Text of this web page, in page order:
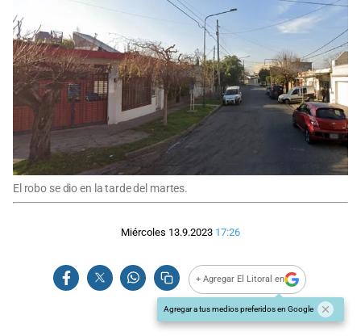
El robo se dio en la tarde del martes.
Miércoles 13.9.2023 17:26
+ Agregar El Litoral en
Agregar a tus medios preferidos en Google